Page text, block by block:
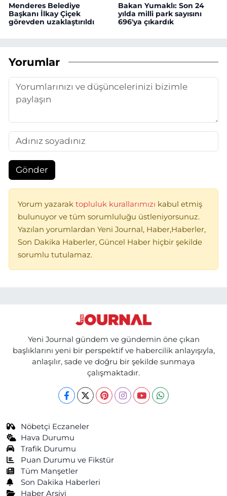
Menderes Belediye
Başkanı İlkay Çiçek
görevden uzaklaştırıldı
Bakan Yumaklı: Son 24
yılda milli park sayısını
696'ya çıkardık
Yorumlar
Gönder
Yorum yazarak topluluk kurallarımızı kabul etmiş
bulunuyor ve tüm sorumluluğu üstleniyorsunuz.
Yazılan yorumlardan Yeni Journal, Haber,Haberler,
Son Dakika Haberler, Güncel Haber hiçbir şekilde
sorumlu tutulamaz.
Yeni Journal gündem ve gündemin öne çıkan
başlıklarını yeni bir perspektif ve habercilik anlayışıyla,
anlaşılır, sade ve doğru bir şekilde sunmaya
çalışmaktadır.
Nöbetçi Eczaneler
Hava Durumu
Trafik Durumu
Puan Durumu ve Fikstür
Tüm Manşetler
Son Dakika Haberleri
Haber Arşivi